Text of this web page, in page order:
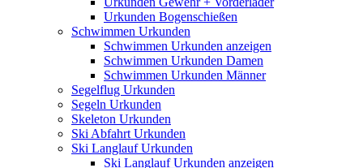
Urkunden Bogenschießen
Schwimmen Urkunden
Schwimmen Urkunden anzeigen
Schwimmen Urkunden Damen
Schwimmen Urkunden Männer
Segelflug Urkunden
Segeln Urkunden
Skeleton Urkunden
Ski Abfahrt Urkunden
Ski Langlauf Urkunden
Ski Langlauf Urkunden anzeigen